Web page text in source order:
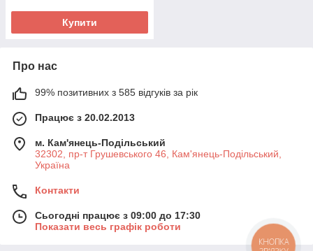
Купити
Про нас
99% позитивних з 585 відгуків за рік
Працює з 20.02.2013
м. Кам'янець-Подільський
32302, пр-т Грушевського 46, Кам'янець-Подільський,
Україна
Контакти
Сьогодні працює з 09:00 до 17:30
Показати весь графік роботи
КНОПКА